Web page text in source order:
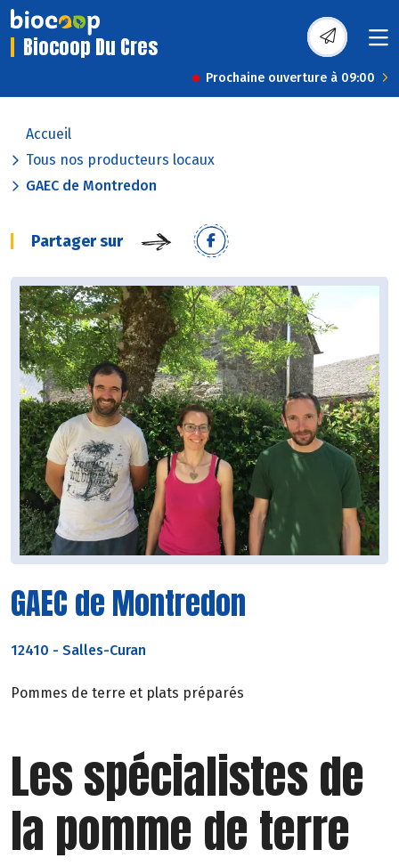
Biocoop Du Cres
Prochaine ouverture à 09:00
Accueil
Tous nos producteurs locaux
GAEC de Montredon
Partager sur
GAEC de Montredon
12410 - Salles-Curan
Pommes de terre et plats préparés
Les spécialistes de
la pomme de terre